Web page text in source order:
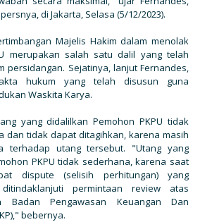
di Jakarta, Selasa (5/12/2023).
Majelis Hakim dalam menolak
merupakan salah satu dalil yang telah
persidangan. Sejatinya, lanjut Fernandes,
hukum yang telah disusun guna
Waskita Karya.
yang didalilkan Pemohon PKPU tidak
dan tidak dapat ditagihkan, karena masih
terhadap utang tersebut. "Utang yang
PKPU tidak sederhana, karena saat
dispute (selisih perhitungan) yang
permintaan review atas
Badan Pengawasan Keuangan Dan
bebernya.